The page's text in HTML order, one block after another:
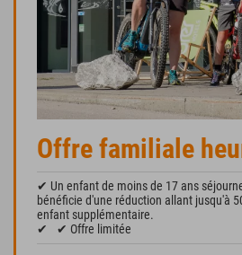
Offre familiale
✔ Un enfant de moins de 17 ans
bénéficie d'une réduction allant jusqu'à
enfant supplémentaire.
✔
✔ Offre limitée